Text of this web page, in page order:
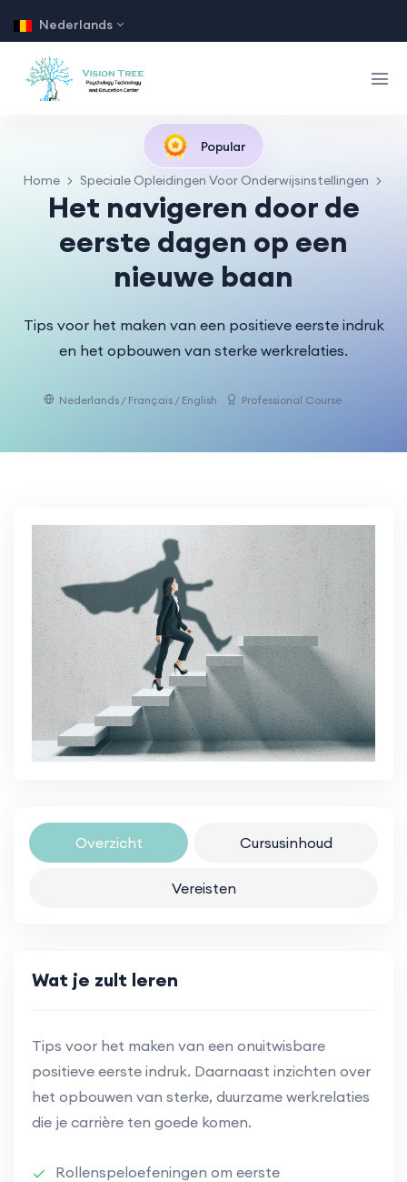
Nederlands
Popular
Home Speciale Opleidingen Voor Onderwijsinstellingen
Het navigeren door de
eerste dagen op een
nieuwe baan
Tips voor het maken van een positieve eerste indruk
en het opbouwen van sterke werkrelaties.
Nederlands / Français / English Professional Course
Overzicht Cursusinhoud
Vereisten
Wat je zult leren
Tips voor het maken van een onuitwisbare
positieve eerste indruk. Daarnaast inzichten over
het opbouwen van sterke, duurzame werkrelaties
die je carrière ten goede komen.
Rollenspeloefeningen om eerste